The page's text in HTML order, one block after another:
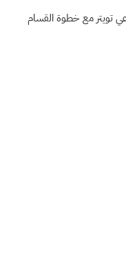
تويتر مع خطوة القسام